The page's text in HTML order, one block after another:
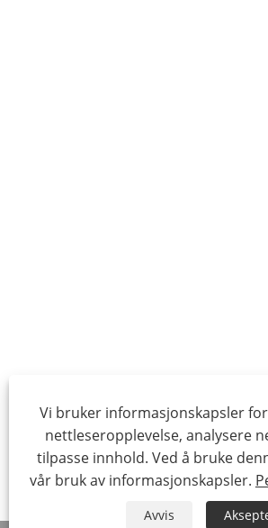
Vi bruker informasjonskapsler
nettleseropplevelse, analysere
tilpasse innhold. Ved å bruke
vår bruk av informasjonskapsler.
Avvis